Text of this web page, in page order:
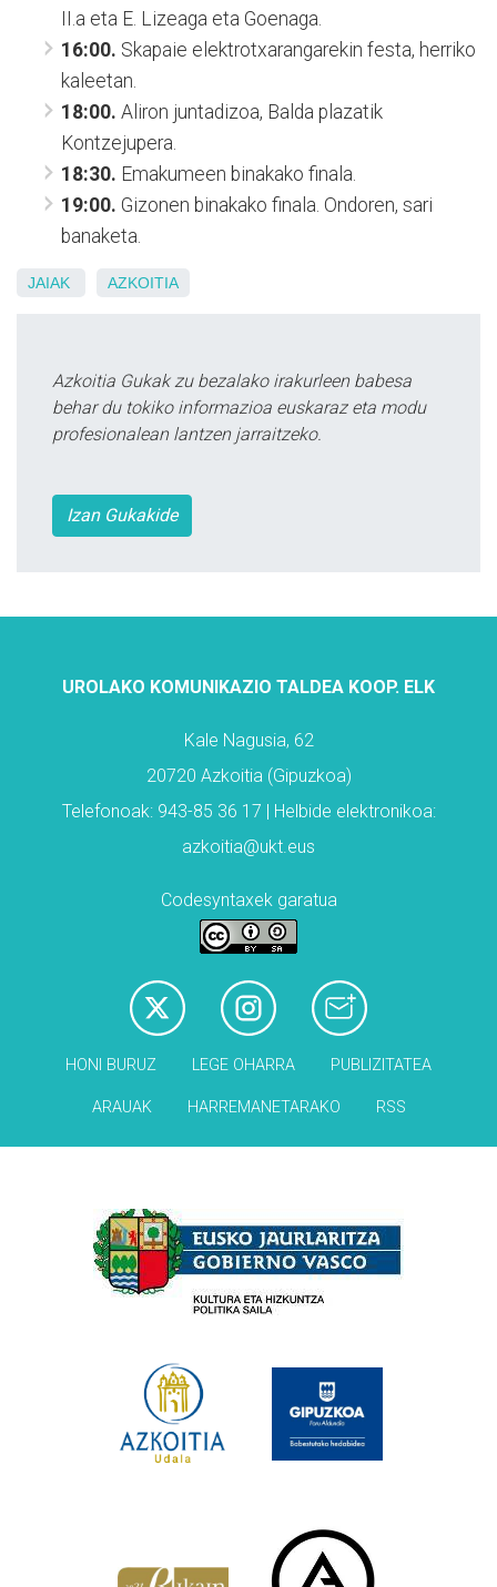
II.a eta E. Lizeaga eta Goenaga.
16:00. Skapaie elektrotxarangarekin festa, herriko
kaleetan.
18:00. Aliron juntadizoa, Balda plazatik
Kontzejupera.
18:30. Emakumeen binakako finala.
19:00. Gizonen binakako finala. Ondoren, sari
banaketa.
JAIAK AZKOITIA
Azkoitia Gukak zu bezalako irakurleen babesa
behar du tokiko informazioa euskaraz eta modu
profesionalean lantzen jarraitzeko.
Izan Gukakide
UROLAKO KOMUNIKAZIO TALDEA KOOP. ELK
Kale Nagusia, 62
20720 Azkoitia (Gipuzkoa)
Telefonoak: 943-85 36 17 | Helbide elektronikoa:
azkoitia@ukt.eus
Codesyntaxek garatua
HONI BURUZ LEGE OHARRA PUBLIZITATEA
ARAUAK HARREMANETARAKO RSS